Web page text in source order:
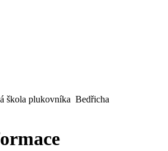
škola plukovníka Bedřicha